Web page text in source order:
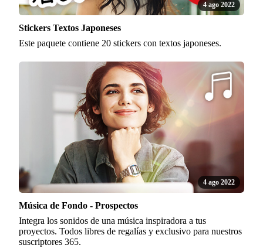
4 ago 2022
Stickers Textos Japoneses
Este paquete contiene 20 stickers con textos japoneses.
4 ago 2022
Música de Fondo - Prospectos
Integra los sonidos de una música inspiradora a tus
proyectos. Todos libres de regalías y exclusivo para nuestros
suscriptores 365.